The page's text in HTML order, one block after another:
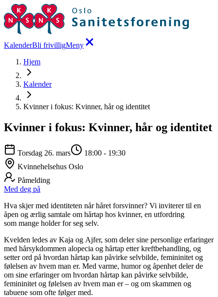
KalenderBli frivilligMeny
Hjem
Kalender
Kvinner i fokus: Kvinner, hår og identitet
Kvinner i fokus: Kvinner, hår og identitet
Torsdag 26. mars 18:00 - 19:30
Kvinnehelsehus Oslo
Påmelding
Med deg på
Hva skjer med identiteten når håret forsvinner? Vi inviterer til en
åpen og ærlig samtale om hårtap hos kvinner, en utfordring
som mange holder for seg selv.
Kvelden ledes av Kaja og Ajfer, som deler sine personlige erfaringer
med hårsykdommen alopecia og hårtap etter kreftbehandling, og
setter ord på hvordan hårtap kan påvirke selvbilde, femininitet og
følelsen av hvem man er. Med varme, humor og åpenhet deler de
om sine erfaringer om hvordan hårtap kan påvirke selvbilde,
femininitet og følelsen av hvem man er – og om skammen og
tabuene som ofte følger med.